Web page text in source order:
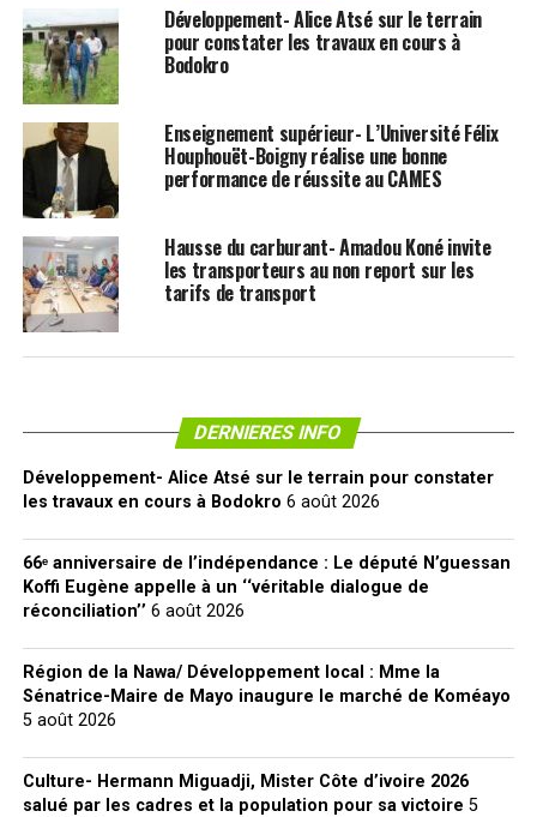
Développement- Alice Atsé sur le terrain
pour constater les travaux en cours à
Bodokro
Enseignement supérieur- L’Université Félix
Houphouët-Boigny réalise une bonne
performance de réussite au CAMES
Hausse du carburant- Amadou Koné invite
les transporteurs au non report sur les
tarifs de transport
DERNIERES INFO
Développement- Alice Atsé sur le terrain pour constater
les travaux en cours à Bodokro 6 août 2026
66ᵉ anniversaire de l’indépendance : Le député N’guessan
Koffi Eugène appelle à un ‘‘véritable dialogue de
réconciliation’’ 6 août 2026
Région de la Nawa/ Développement local : Mme la
Sénatrice-Maire de Mayo inaugure le marché de Koméayo
5 août 2026
Culture- Hermann Miguadji, Mister Côte d’ivoire 2026
salué par les cadres et la population pour sa victoire 5